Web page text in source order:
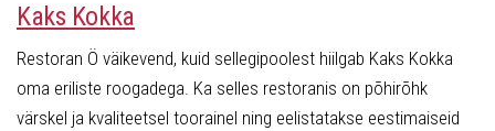
Kaks Kokka
Restoran Ö väikevend, kuid sellegipoolest hiilgab Kaks Kokka
oma eriliste roogadega. Ka selles restoranis on põhirõhk
värskel ja kvaliteetsel toorainel ning eelistatakse eestimaiseid